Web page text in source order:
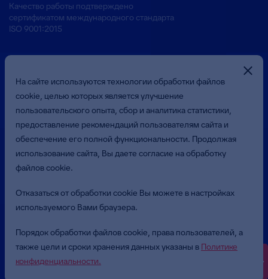
Качество работы подтверждено
сертификатом международного стандарта
ISO 9001:2015
Презентация о Компании
«Бюджетные и Финансовые Технологии»
(ООО «БФТ»). Все права защищены.
Пользовательское соглашение
На сайте используются технологии обработки файлов
cookie, целью которых является улучшение
пользовательского опыта, сбор и аналитика статистики,
предоставление рекомендаций пользователям сайта и
обеспечение его полной функциональности. Продолжая
использование сайта, Вы даете согласие на обработку
файлов cookie.
Отказаться от обработки cookie Вы можете в настройках
используемого Вами браузера.
Порядок обработки файлов cookie, права пользователей, а
также цели и сроки хранения данных указаны в Политике
конфиденциальности.